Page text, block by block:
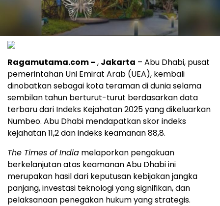
Ragamutama.com –, Jakarta – Abu Dhabi, pusat
pemerintahan Uni Emirat Arab (UEA), kembali
dinobatkan sebagai kota teraman di dunia selama
sembilan tahun berturut-turut berdasarkan data
terbaru dari Indeks Kejahatan 2025 yang dikeluarkan
Numbeo. Abu Dhabi mendapatkan skor indeks
kejahatan 11,2 dan indeks keamanan 88,8.
The Times of India melaporkan pengakuan
berkelanjutan atas keamanan Abu Dhabi ini
merupakan hasil dari keputusan kebijakan jangka
panjang, investasi teknologi yang signifikan, dan
pelaksanaan penegakan hukum yang strategis.